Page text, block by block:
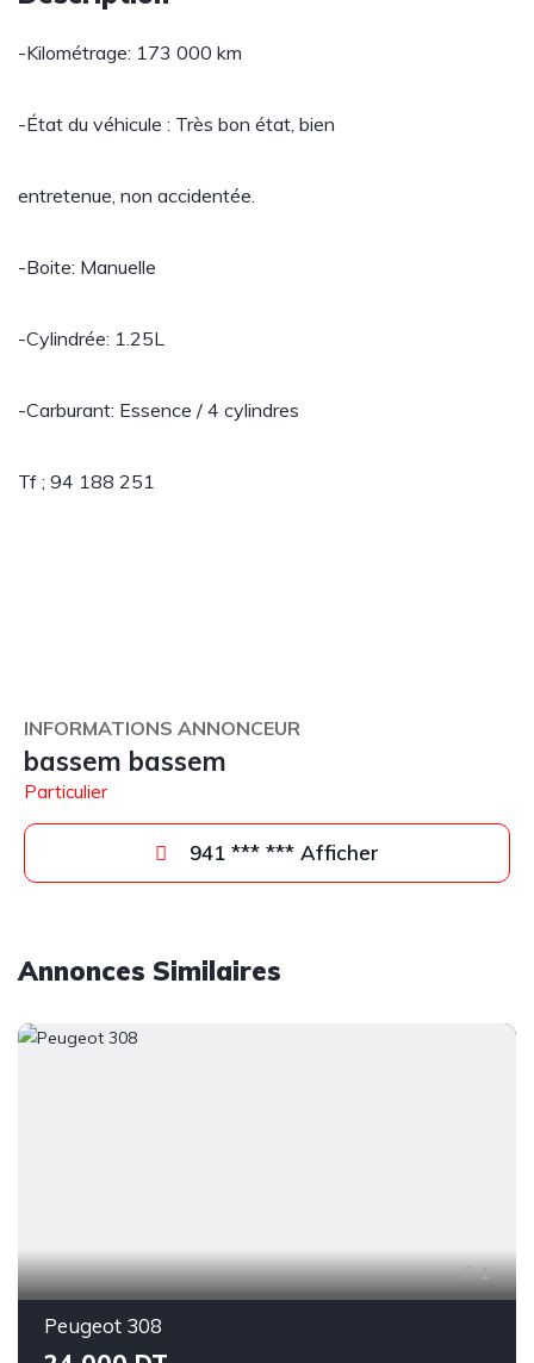
-Kilométrage: 173 000 km
-État du véhicule : Très bon état, bien
entretenue, non accidentée.
-Boite: Manuelle
-Cylindrée: 1.25L
-Carburant: Essence / 4 cylindres
Tf ; 94 188 251
INFORMATIONS ANNONCEUR
bassem bassem
Particulier
941 *** *** Afficher
Annonces Similaires
1
Peugeot 308